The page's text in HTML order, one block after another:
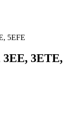
5EFE
3ETE,